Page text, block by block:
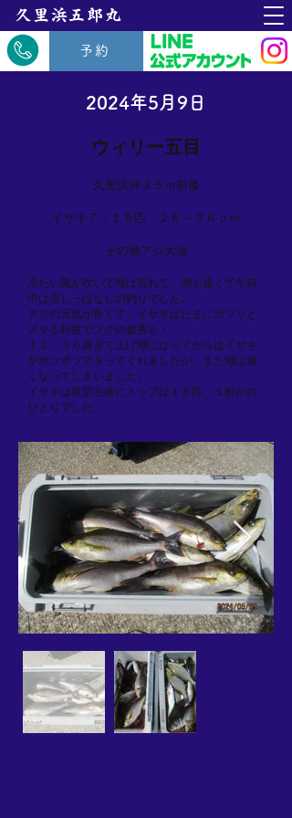
​久里浜五郎丸
予約
2024年5月9日
ウィリー五目
久里浜沖３５ｍ前後
イサキ７～１８匹 ２６～３６ｃｍ
その他アジ大漁
冷たい風が吹いて海は荒れて、潮も速くて午前
中は流しっぱなしの釣りでした。
アジの元気が良くて、イサキはたまにポツリと
アタる程度でフグの被害も・・・
１２：３０過ぎて上げ潮になってからはイサキ
がポツポツアタってくれましたが、また潮は速
くなってしまいました。
イサキは良型主体にトップは１８匹、１桁がお
ひとりでした。